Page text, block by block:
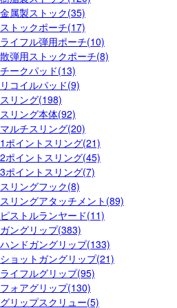
金属製ストック(35)
ストックポーチ(17)
ライフル弾用ポーチ(10)
散弾用ストックポーチ(8)
チークパッド(13)
リコイルパッド(9)
スリング(198)
スリング本体(92)
マルチスリング(20)
1ポイントスリング(21)
2ポイントスリング(45)
3ポイントスリング(7)
スリングフック(8)
スリングアタッチメント(89)
ピストルランヤード(11)
ガングリップ(383)
ハンドガングリップ(133)
ショットガングリップ(21)
ライフルグリップ(95)
フォアグリップ(130)
グリップスクリュー(5)